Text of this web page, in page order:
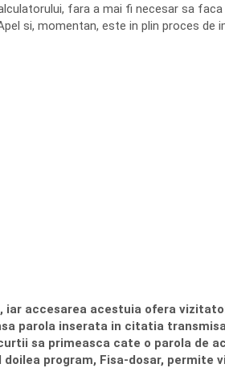
fara a mai fi necesar sa faca
si, momentan, este in plin proces de
iar accesarea acestuia ofera
parola inserata in citatia
sa primeasca cate o parola de
program, Fisa-dosar, permite